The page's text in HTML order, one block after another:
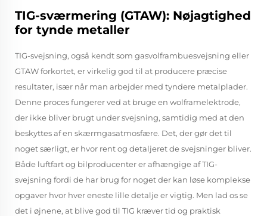
TIG-sværmering (GTAW): Nøjagtighed
for tynde metaller
TIG-svejsning, også kendt som gasvolframbuesvejsning eller
GTAW forkortet, er virkelig god til at producere præcise
resultater, især når man arbejder med tyndere metalplader.
Denne proces fungerer ved at bruge en wolframelektrode,
der ikke bliver brugt under svejsning, samtidig med at den
beskyttes af en skærmgasatmosfære. Det, der gør det til
noget særligt, er hvor rent og detaljeret de svejsninger bliver.
Både luftfart og bilproducenter er afhængige af TIG-
svejsning fordi de har brug for noget der kan løse komplekse
opgaver hvor hver eneste lille detalje er vigtig. Men lad os se
det i øjnene, at blive god til TIG kræver tid og praktisk